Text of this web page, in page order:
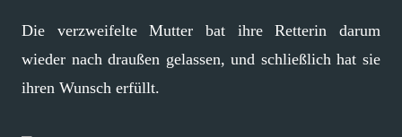
Die verzweifelte Mutter bat ihre Retterin darum
wieder nach draußen gelassen, und schließlich hat sie
ihren Wunsch erfüllt.